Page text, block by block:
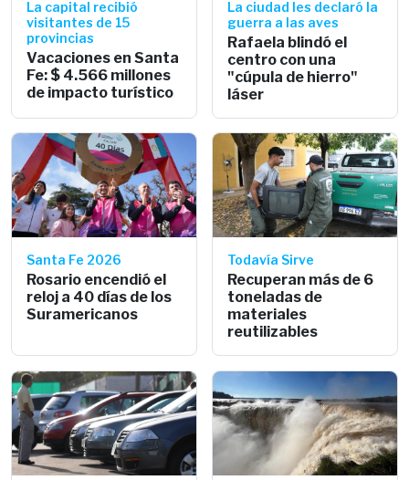
La capital recibió
visitantes de 15
provincias
Vacaciones en Santa
Fe: $ 4.566 millones
de impacto turístico
La ciudad les declaró la
guerra a las aves
Rafaela blindó el
centro con una
"cúpula de hierro"
láser
Santa Fe 2026
Rosario encendió el
reloj a 40 días de los
Suramericanos
Todavía Sirve
Recuperan más de 6
toneladas de
materiales
reutilizables